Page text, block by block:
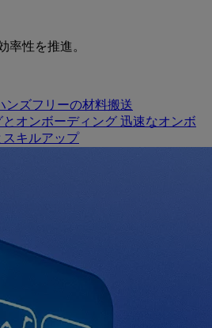
率性を推進。
ンズフリーの材料搬送
とオンボーディング 迅速なオンボ
キルアップ